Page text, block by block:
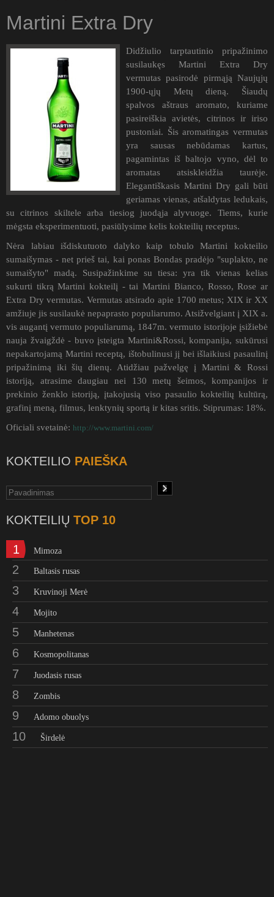
Martini Extra Dry
Didžiulio tarptautinio pripažinimo
susilaukęs Martini Extra Dry
vermutas pasirodė pirmąją Naujųjų
1900-ųjų Metų dieną. Šiaudų
spalvos aštraus aromato, kuriame
pasireiškia avietės, citrinos ir iriso
pustoniai. Šis aromatingas vermutas
yra sausas nebūdamas kartus,
pagamintas iš baltojo vyno, dėl to
aromatas atsiskleidžia taurėje.
Elegantiškasis Martini Dry gali būti
geriamas vienas, atšaldytas ledukais,
su citrinos skiltele arba tiesiog juodąja alyvuoge. Tiems, kurie
mėgsta eksperimentuoti, pasiūlysime kelis kokteilių receptus.
Nėra labiau išdiskutuoto dalyko kaip tobulo Martini kokteilio
sumaišymas - net prieš tai, kai ponas Bondas pradėjo "suplakto, ne
sumaišyto" madą. Susipažinkime su tiesa: yra tik vienas kelias
sukurti tikrą Martini kokteilį - tai Martini Bianco, Rosso, Rose ar
Extra Dry vermutas. Vermutas atsirado apie 1700 metus; XIX ir XX
amžiuje jis susilaukė nepaprasto populiarumo. Atsižvelgiant į XIX a.
vis augantį vermuto populiarumą, 1847m. vermuto istorijoje įsižiebė
nauja žvaigždė - buvo įsteigta Martini&Rossi, kompanija, sukūrusi
nepakartojamą Martini receptą, ištobulinusi jį bei išlaikiusi pasaulinį
pripažinimą iki šių dienų. Atidžiau pažvelgę į Martini & Rossi
istoriją, atrasime daugiau nei 130 metų šeimos, kompanijos ir
prekinio ženklo istoriją, įtakojusią viso pasaulio kokteilių kultūrą,
grafinį meną, filmus, lenktynių sportą ir kitas sritis. Stiprumas: 18%.
Oficiali svetainė: http://www.martini.com/
KOKTEILIO PAIEŠKA
KOKTEILIŲ TOP 10
1 Mimoza
2 Baltasis rusas
3 Kruvinoji Merė
4 Mojito
5 Manhetenas
6 Kosmopolitanas
7 Juodasis rusas
8 Zombis
9 Adomo obuolys
10 Širdelė